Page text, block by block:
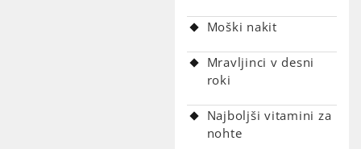
Moški nakit
Mravljinci v desni
roki
Najboljši vitamini za
nohte